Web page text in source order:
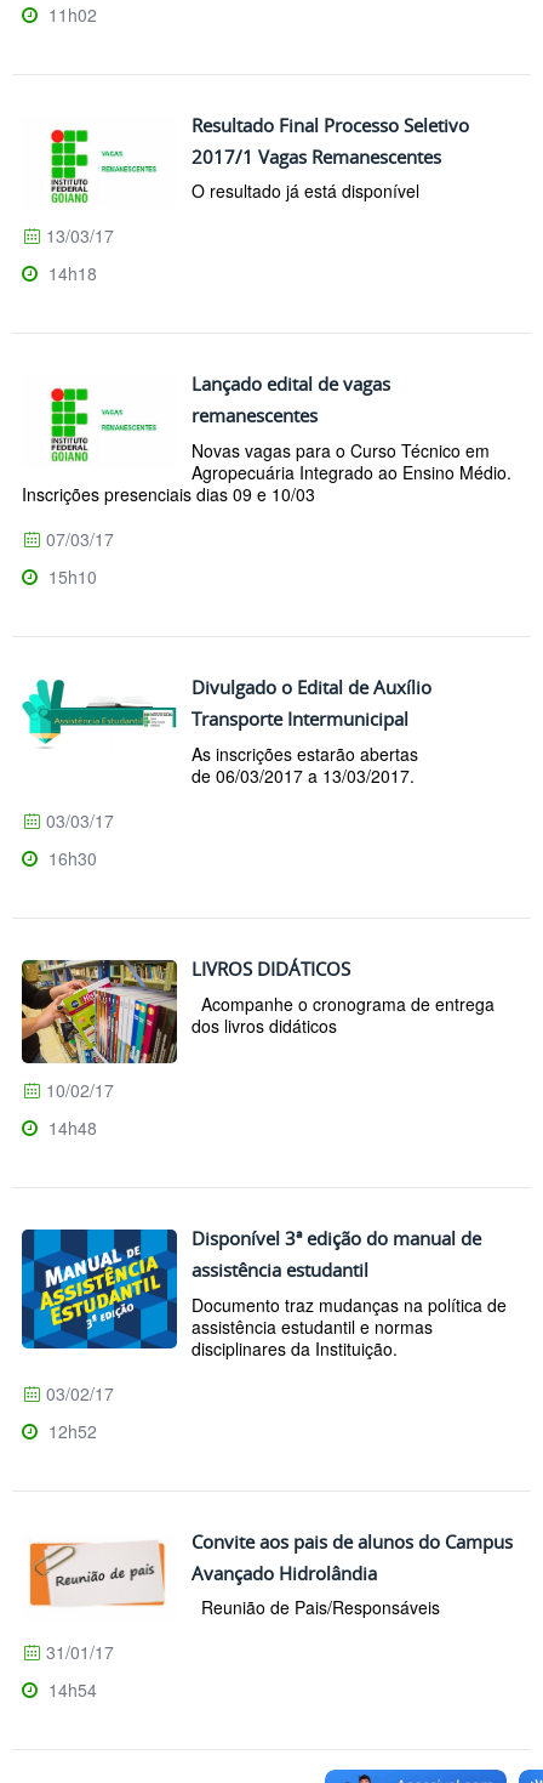
11h02
Resultado Final Processo Seletivo
2017/1 Vagas Remanescentes
O resultado já está disponível
13/03/17
14h18
Lançado edital de vagas
remanescentes
Novas vagas para o Curso Técnico em
Agropecuária Integrado ao Ensino Médio.
Inscrições presenciais dias 09 e 10/03
07/03/17
15h10
Divulgado o Edital de Auxílio
Transporte Intermunicipal
As inscrições estarão abertas
de 06/03/2017 a 13/03/2017.
03/03/17
16h30
LIVROS DIDÁTICOS
Acompanhe o cronograma de entrega
dos livros didáticos
10/02/17
14h48
Disponível 3ª edição do manual de
assistência estudantil
Documento traz mudanças na política de
assistência estudantil e normas
disciplinares da Instituição.
03/02/17
12h52
Convite aos pais de alunos do Campus
Avançado Hidrolândia
Reunião de Pais/Responsáveis
31/01/17
14h54